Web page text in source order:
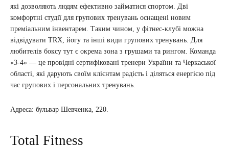
які дозволяють людям ефективно займатися спортом. Дві
комфортні студії для групових тренувань оснащені новим
преміальним інвентарем. Таким чином, у фітнес-клубі можна
відвідувати TRX, йогу та інші види групових тренувань. Для
любителів боксу тут є окрема зона з грушами та рингом. Команда
«3-4» — це провідні сертифіковані тренери України та Черкаської
області, які дарують своїм клієнтам радість і діляться енергією під
час групових і персональних тренувань.
Адреса: бульвар Шевченка, 220.
Total Fitness